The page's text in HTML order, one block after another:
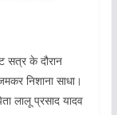
सत्र के दौरान
निशाना साधा।
लालू प्रसाद यादव